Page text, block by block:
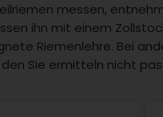
messen,
ihn mit einem
Riemenlehre. Bei
Sie ermitteln nicht